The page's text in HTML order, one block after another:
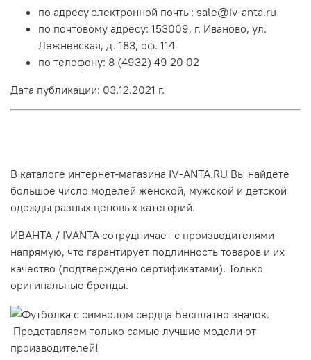
по адресу электронной почты: sale@iv-anta.ru
по почтовому адресу: 153009, г. Иваново, ул.
Лежневская, д. 183, оф. 114
по телефону: 8 (4932) 49 20 02
Дата публикации: 03.12.2021 г.
В каталоге интернет-магазина IV-ANTA.RU Вы найдете
большое число моделей женской, мужской и детской
одежды разных ценовых категорий.
ИВАНТА / IVANTA сотрудничает с производителями
напрямую, что гарантирует подлинность товаров и их
качество (подтверждено сертификатами). Только
оригинальные бренды.
Представляем только самые лучшие модели от
производителей!